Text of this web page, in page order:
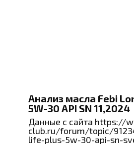
Анализ масла Febi
5W-30 API SN 11,2024
Данные с сайта https://
club.ru/forum/topic/
life-plus-5w-30-api-sn-